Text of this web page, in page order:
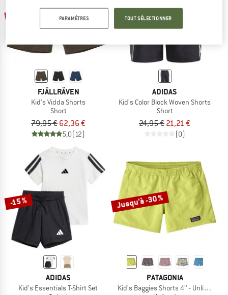
FJÄLLRÄVEN
Kid's Vidda Shorts
Short
79,95 € 62,36 €
5,0(12)
-15 %
ADIDAS
Kid's Color Block Woven Shorts
Short
24,95 € 21,21 €
(0)
-15 %
ADIDAS
Kid's Essentials T-Shirt Set
Jusqu'à -30 %
PATAGONIA
Kid's Baggies Shorts 4'' - Unlined
PARAMÈTRES TOUT SÉLECTIONNER